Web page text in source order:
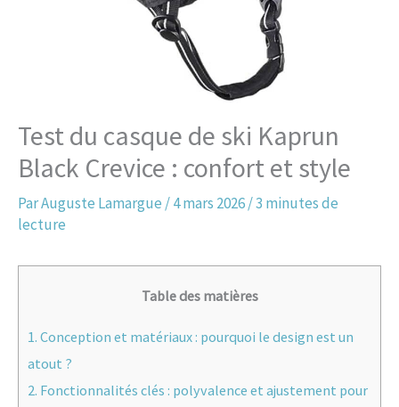
Test du casque de ski Kaprun
Black Crevice : confort et style
ParAuguste Lamargue /4 mars 2026/3 minutes de
lecture
Table des matières
1. Conception et matériaux : pourquoi le design est un
atout ?
2. Fonctionnalités clés : polyvalence et ajustement pour